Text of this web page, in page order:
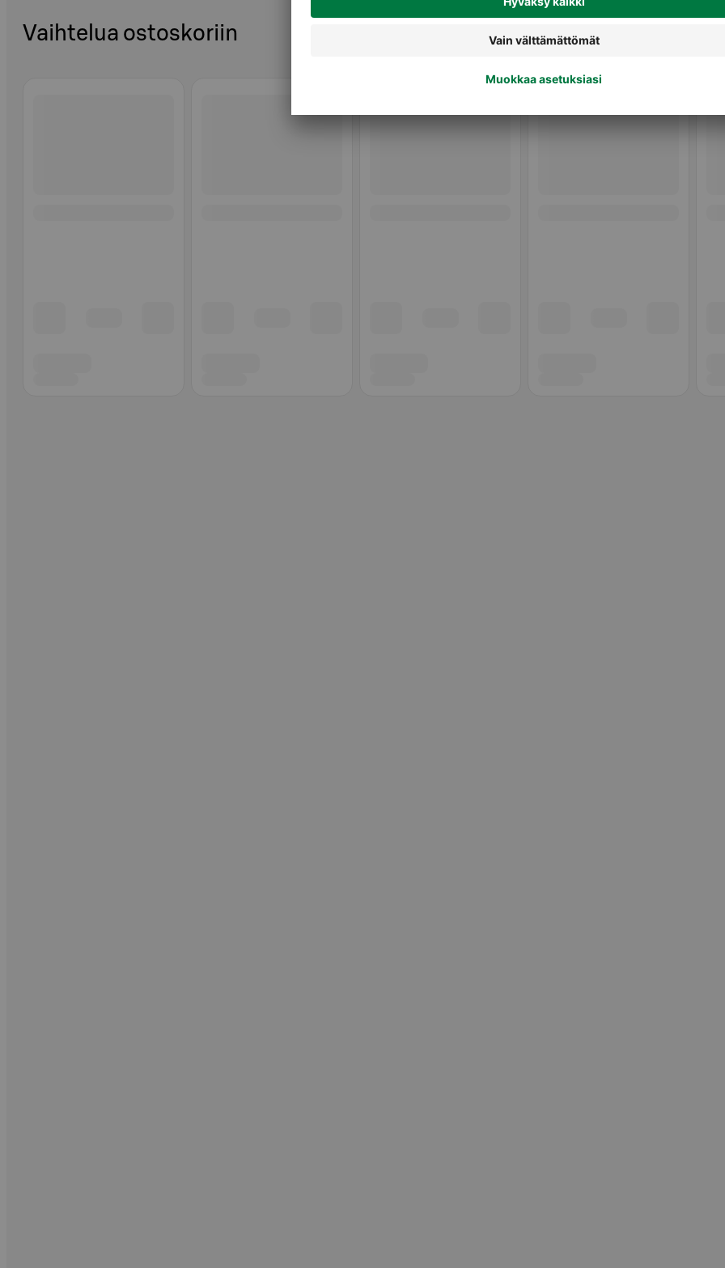
Vaihtelua ostoskoriin